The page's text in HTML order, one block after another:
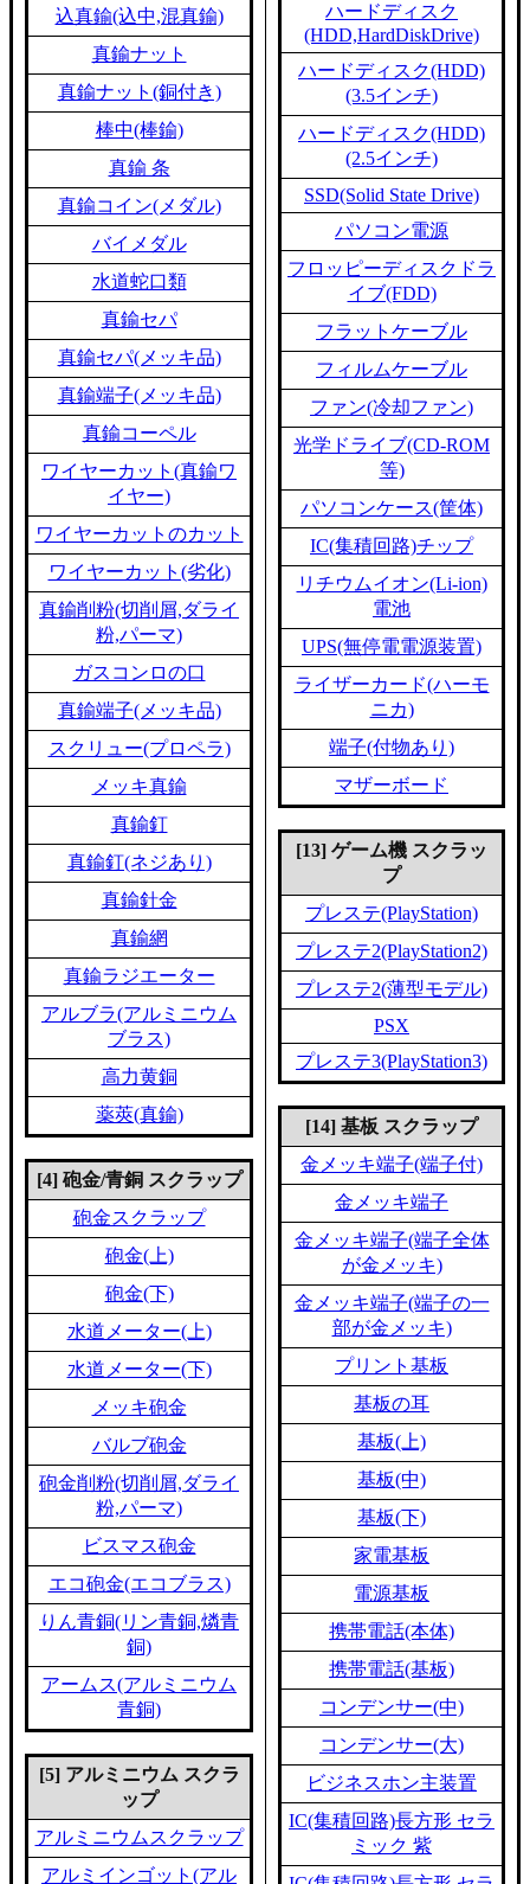
込真鍮(込中,混真鍮)
真鍮ナット
真鍮ナット(銅付き)
棒中(棒鍮)
真鍮 条
真鍮コイン(メダル)
バイメダル
水道蛇口類
真鍮セパ
真鍮セパ(メッキ品)
真鍮端子(メッキ品)
真鍮コーペル
ワイヤーカット(真鍮ワ
イヤー)
ワイヤーカットのカット
ワイヤーカット(劣化)
真鍮削粉(切削屑,ダライ
粉,パーマ)
ガスコンロの口
真鍮端子(メッキ品)
スクリュー(プロペラ)
メッキ真鍮
真鍮釘
真鍮釘(ネジあり)
真鍮針金
真鍮網
真鍮ラジエーター
アルブラ(アルミニウム
ブラス)
高力黄銅
薬莢(真鍮)
[4] 砲金/青銅 スクラップ
砲金スクラップ
砲金(上)
砲金(下)
水道メーター(上)
水道メーター(下)
メッキ砲金
バルブ砲金
砲金削粉(切削屑,ダライ
粉,パーマ)
ビスマス砲金
エコ砲金(エコブラス)
りん青銅(リン青銅,燐青
銅)
アームス(アルミニウム
青銅)
[5] アルミニウム スクラ
ップ
アルミニウムスクラップ
アルミインゴット(アル
ハードディスク
(HDD,HardDiskDrive)
ハードディスク(HDD)
(3.5インチ)
ハードディスク(HDD)
(2.5インチ)
SSD(Solid State Drive)
パソコン電源
フロッピーディスクドラ
イブ(FDD)
フラットケーブル
フィルムケーブル
ファン(冷却ファン)
光学ドライブ(CD-ROM
等)
パソコンケース(筐体)
IC(集積回路)チップ
リチウムイオン(Li-ion)
電池
UPS(無停電電源装置)
ライザーカード(ハーモ
ニカ)
端子(付物あり)
マザーボード
[13] ゲーム機 スクラッ
プ
プレステ(PlayStation)
プレステ2(PlayStation2)
プレステ2(薄型モデル)
PSX
プレステ3(PlayStation3)
[14] 基板 スクラップ
金メッキ端子(端子付)
金メッキ端子
金メッキ端子(端子全体
が金メッキ)
金メッキ端子(端子の一
部が金メッキ)
プリント基板
基板の耳
基板(上)
基板(中)
基板(下)
家電基板
電源基板
携帯電話(本体)
携帯電話(基板)
コンデンサー(中)
コンデンサー(大)
ビジネスホン主装置
IC(集積回路)長方形 セラ
ミック 紫